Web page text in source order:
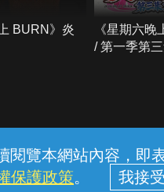
覽本網站內容，即
保護政策。
BURN》炎
《星期六晚
/ 第一季第
隱私權保護
編號：96979949) © 2026